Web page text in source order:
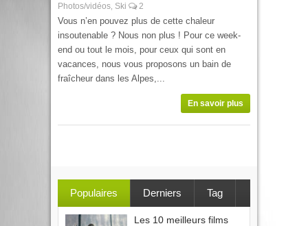
Photos/vidéos Ski 2
Vous n’en pouvez plus de cette chaleur
insoutenable ? Nous non plus ! Pour ce week-
end ou tout le mois, pour ceux qui sont en
vacances, nous vous proposons un bain de
fraîcheur dans les Alpes,...
En savoir plus
Populaires Derniers Tag
Les 10 meilleurs films